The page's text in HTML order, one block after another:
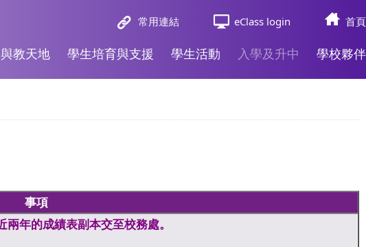
常用連結 eClass login 首頁
教天地 學生培育與支援 學生活動 入學及升中 學校夥伴
事項
年的成績表副本交至校務處。